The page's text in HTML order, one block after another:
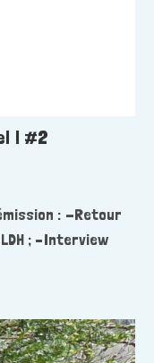
! #2
: -Retour
; –Interview